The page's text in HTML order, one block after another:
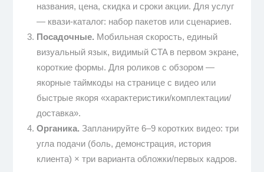
названия, цена, скидка и сроки акции. Для услуг
— квази-каталог: набор пакетов или сценариев.
Посадочные. Мобильная скорость, единый
визуальный язык, видимый CTA в первом экране,
короткие формы. Для роликов с обзором —
якорные таймкоды на странице с видео или
быстрые якоря «характеристики/комплектации/
доставка».
Органика. Запланируйте 6–9 коротких видео: три
угла подачи (боль, демонстрация, история
клиента) × три варианта обложки/первых кадров.